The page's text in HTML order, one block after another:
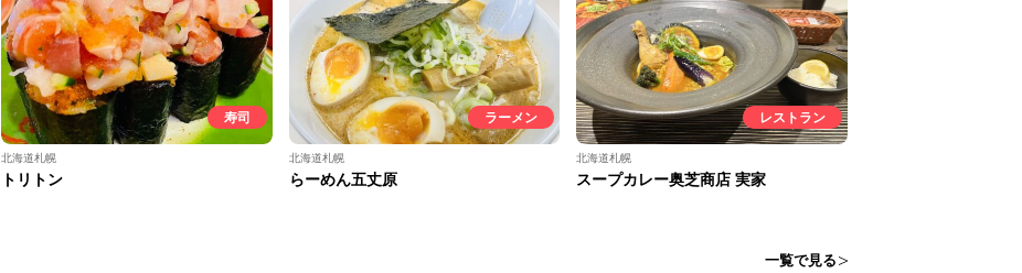
寿司
北海道札幌
トリトン
ラーメン
北海道札幌
らーめん五丈原
レストラン
北海道札幌
スープカレー奥芝商店 実家
一覧で見る